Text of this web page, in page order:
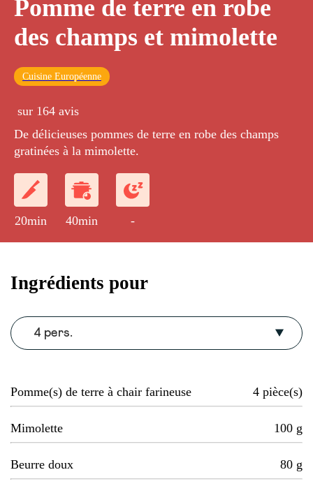
Pomme de terre en robe
des champs et mimolette
Cuisine Européenne
sur 164 avis
De délicieuses pommes de terre en robe des champs
gratinées à la mimolette.
20min 40min -
Ingrédients pour
4 pers.
Pomme(s) de terre à chair farineuse 4 pièce(s)
Mimolette 100 g
Beurre doux 80 g